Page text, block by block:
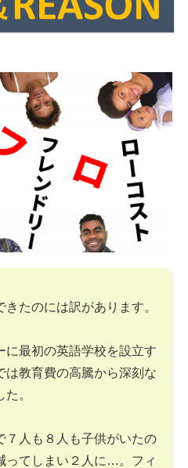
きたのには訳があります。
に最初の英語学校を設立す
は教育費の高騰から深刻な
。
７人も８人も子供がいたの
ってしまい２人に…。フィ